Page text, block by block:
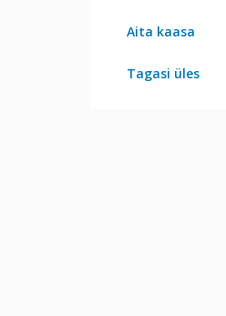
Aita kaasa
Tagasi üles